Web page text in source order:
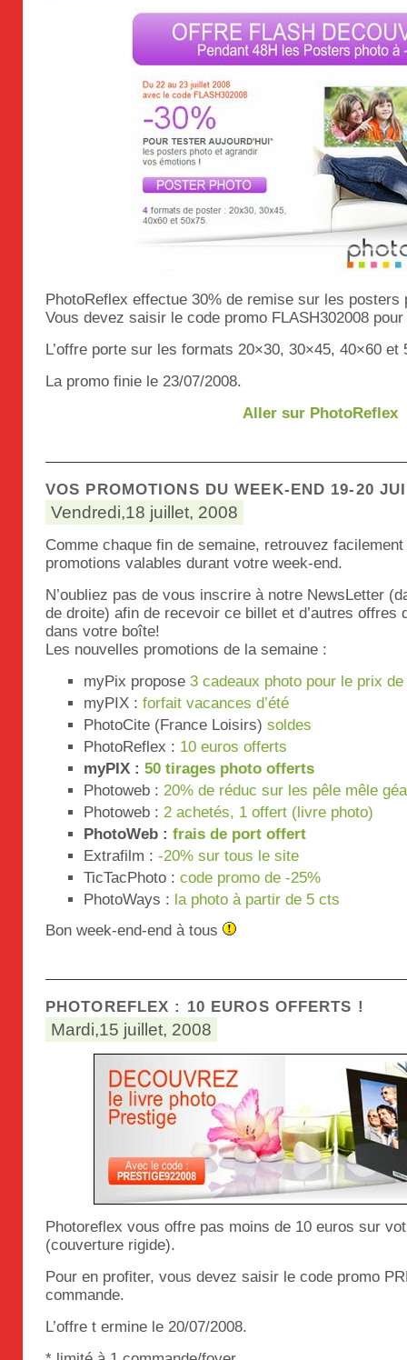
PhotoReflex effectue 30% de remise sur les posters
Vous devez saisir le code promo FLASH302008
L’offre porte sur les formats 20×30, 30×45, 40×60 et
La promo finie le 23/07/2008.
Aller sur PhotoReflex
VOS PROMOTIONS DU WEEK-END 19-20
Vendredi,18 juillet, 2008
Comme chaque fin de semaine, retrouvez
promotions valables durant votre week-end.
N’oubliez pas de vous inscrire à notre NewsLetter
de droite) afin de recevoir ce billet et d’autres offres
dans votre boîte!
Les nouvelles promotions de la semaine :
myPix propose 3 cadeaux photo pour le prix de
myPIX : forfait vacances d’été
PhotoCite (France Loisirs) soldes
PhotoReflex : 10 euros offerts
myPIX : 50 tirages photo offerts
Photoweb : 20% de réduc sur les pêle mêle
Photoweb : 2 achetés, 1 offert (livre photo)
PhotoWeb : frais de port offert
Extrafilm : -20% sur tous le site
TicTacPhoto : code promo de -25%
PhotoWays : la photo à partir de 5 cts
Bon week-end-end à tous
PHOTOREFLEX : 10 EUROS OFFERTS !
Mardi,15 juillet, 2008
Photoreflex vous offre pas moins de 10 euros sur
(couverture rigide).
Pour en profiter, vous devez saisir le code promo
commande.
L’offre t ermine le 20/07/2008.